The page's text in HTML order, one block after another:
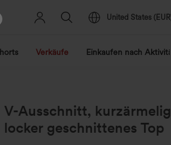
United States ( EUR
Verkäufe Einkaufen nach Aktivität
V-Ausschnitt,
locker geschnittenes Top